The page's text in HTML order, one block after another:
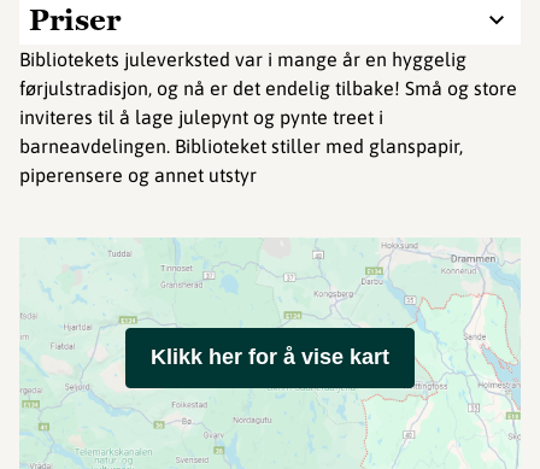
Priser
Bibliotekets juleverksted var i mange år en hyggelig
førjulstradisjon, og nå er det endelig tilbake! Små og store
inviteres til å lage julepynt og pynte treet i
barneavdelingen. Biblioteket stiller med glanspapir,
piperensere og annet utstyr
Klikk her for å vise kart